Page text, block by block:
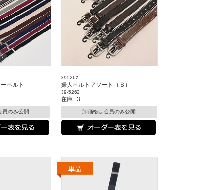
ベルト
員のみ公開
395262
婦人ベルトアソート（Ｂ）
39-5262
在庫 : 3
卸価格は会員のみ公開